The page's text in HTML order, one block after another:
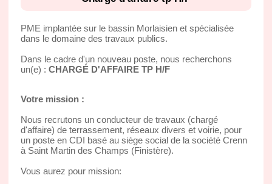
PME implantée sur le bassin Morlaisien et spécialisée
dans le domaine des travaux publics.
Dans le cadre d'un nouveau poste, nous recherchons
un(e) : CHARGÉ D'AFFAIRE TP H/F
Votre mission :
Nous recrutons un conducteur de travaux (chargé
d'affaire) de terrassement, réseaux divers et voirie, pour
un poste en CDI basé au siège social de la société Crenn
à Saint Martin des Champs (Finistère).
Vous aurez pour mission: